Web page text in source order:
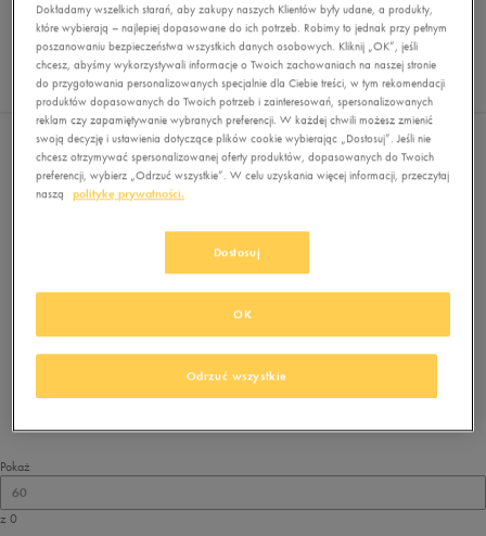
Sortuj:
REKOMENDOWANE
FILTRUJ
Pokaż
60
z 0
Nie wybrano filtrów
Brak produktów do wyświetlenia
Zmień kryteria wyszukiwania lub
usuń wybrane filtry
Pokaż
60
z 0
Dokładamy wszelkich starań, aby zakupy naszych Klientów były udane, a produkty,
które wybierają – najlepiej dopasowane do ich potrzeb. Robimy to jednak przy pełnym
poszanowaniu bezpieczeństwa wszystkich danych osobowych. Kliknij „OK”, jeśli
chcesz, abyśmy wykorzystywali informacje o Twoich zachowaniach na naszej stronie
do przygotowania personalizowanych specjalnie dla Ciebie treści, w tym rekomendacji
produktów dopasowanych do Twoich potrzeb i zainteresowań, spersonalizowanych
reklam czy zapamiętywanie wybranych preferencji. W każdej chwili możesz zmienić
swoją decyzję i ustawienia dotyczące plików cookie wybierając „Dostosuj”. Jeśli nie
chcesz otrzymywać spersonalizowanej oferty produktów, dopasowanych do Twoich
preferencji, wybierz „Odrzuć wszystkie”. W celu uzyskania więcej informacji, przeczytaj
naszą
politykę prywatności.
Dostosuj
Odrzuć wszystkie
OK